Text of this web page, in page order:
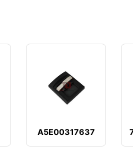
A5E00317637